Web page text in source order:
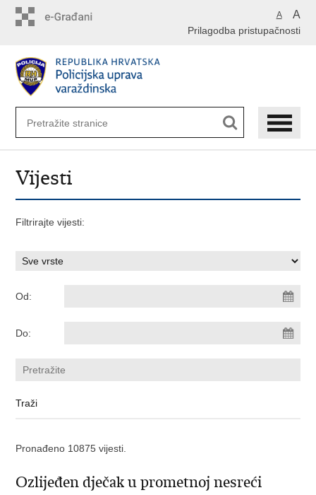
A A
Prilagodba pristupačnosti
Vijesti
Filtrirajte vijesti:
Od:
Do:
Pronađeno 10875 vijesti.
Ozlijeđen dječak u prometnoj nesreći